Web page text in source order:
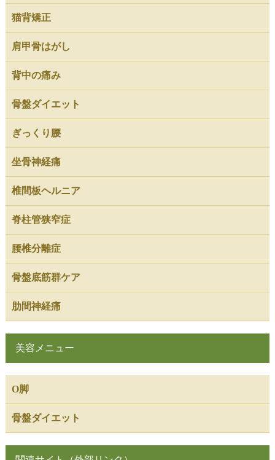
猫背矯正
肩甲骨はがし
背中の痛み
骨盤ダイエット
ぎっくり腰
坐骨神経痛
椎間板ヘルニア
脊柱管狭窄症
腰椎分離症
骨盤底筋群ケア
肋間神経痛
美容メニュー
O脚
骨盤ダイエット